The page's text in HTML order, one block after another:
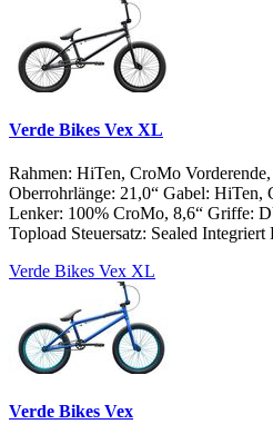
Verde Bikes Vex XL
Rahmen: HiTen, CroMo
Oberrohrlänge: 21,0“ Gabel: HiTen,
Lenker: 100% CroMo, 8,6“ Griffe:
Topload Steuersatz: Sealed
Verde Bikes Vex XL
Verde Bikes Vex